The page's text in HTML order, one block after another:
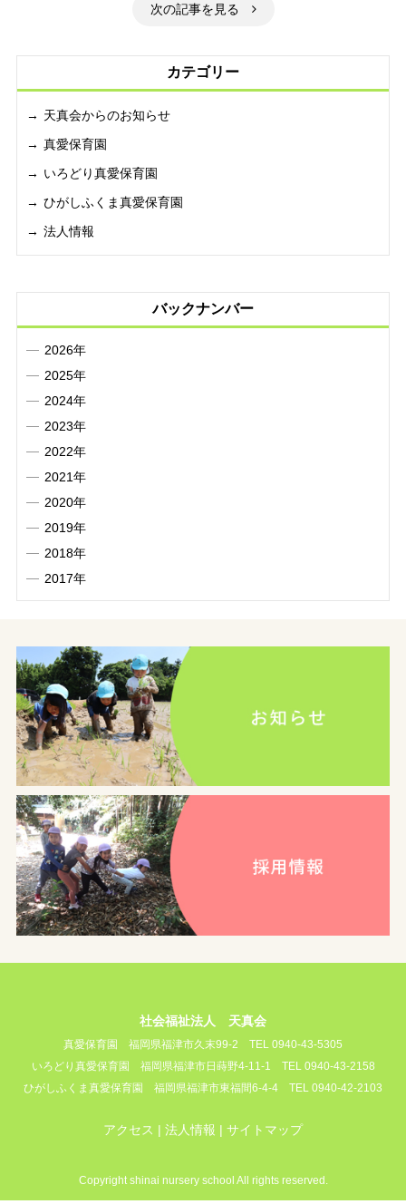
次の記事を見る
カテゴリー
天真会からのお知らせ
真愛保育園
いろどり真愛保育園
ひがしふくま真愛保育園
法人情報
バックナンバー
2026年
2025年
2024年
2023年
2022年
2021年
2020年
2019年
2018年
2017年
社会福祉法人 天真会
真愛保育園 福岡県福津市久末99-2
TEL 0940-43-5305
いろどり真愛保育園 福岡県福津市日蒔野4-11-1
TEL 0940-43-2158
ひがしふくま真愛保育園 福岡県福津市東福間6-4-4 TEL 0940-42-2103
アクセス 法人情報 サイトマップ
Copyright shinai nursery school All rights reserved.